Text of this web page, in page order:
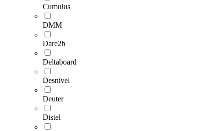
Cumulus
DMM
Dare2b
Deltaboard
Desnivel
Deuter
Distel